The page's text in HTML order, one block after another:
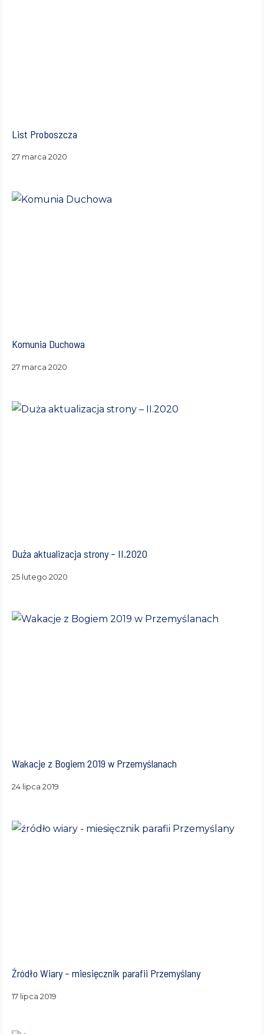
List Proboszcza
27 marca 2020
Komunia Duchowa
27 marca 2020
Duża aktualizacja strony – II.2020
25 lutego 2020
Wakacje z Bogiem 2019 w Przemyślanach
24 lipca 2019
Źródło Wiary – miesięcznik parafii Przemyślany
17 lipca 2019